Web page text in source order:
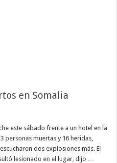
en Somalia
este sábado frente a un hotel en la
personas muertas y 16 heridas,
dos explosiones más. El
lesionado en el lugar, dijo …